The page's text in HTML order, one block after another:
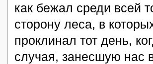
как бежал среди всей
сторону леса, в
проклинал тот день,
случая, занесшую нас